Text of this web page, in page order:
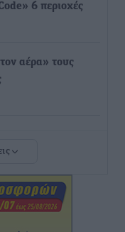
6 περιοχές
αέρα» τους
– Πάνω από
τον Πειραιά